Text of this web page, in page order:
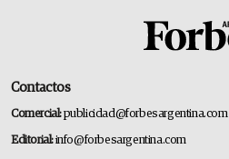
Contactos
Comercial:publicidad@forbesargentina.com
Editorial:info@forbesargentina.com